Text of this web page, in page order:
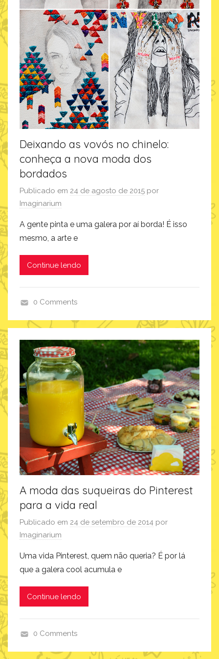
Deixando as vovós no chinelo:
conheça a nova moda dos
bordados
Publicado em 24 de agosto de 2015 por
Imaginarium
A gente pinta e uma galera por aí borda! É isso
mesmo, a arte e
Continue lendo
n
s
p
ç
ã
o
0 Comments
A moda das suqueiras do Pinterest
para a vida real
Publicado em 24 de setembro de 2014 por
Imaginarium
Uma vida Pinterest, quem não queria? É por lá
que a galera cool acumula e
Continue lendo
0 Comments